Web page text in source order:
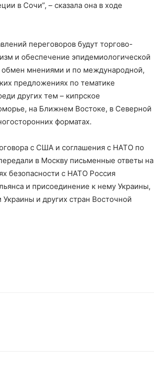
в Сочи”, – сказала она в ходе
переговоров будут торгово-
и обеспечение эпидемиологической
обмен мнениями и по международной,
предложениях по тематике
других тем – кипрское
на Ближнем Востоке, в Северной
форматах.
с США и соглашения с НАТО по
в Москву письменные ответы на
безопасности с НАТО Россия
и присоединение к нему Украины,
Украины и других стран Восточной